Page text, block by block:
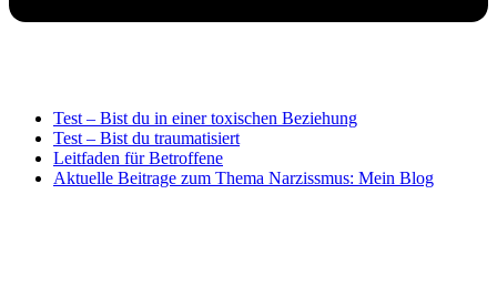
Test – Bist du in einer toxischen Beziehung
Test – Bist du traumatisiert
Leitfaden für Betroffene
Aktuelle Beitrage zum Thema Narzissmus: Mein Blog